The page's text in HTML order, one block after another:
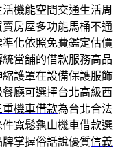
機能空間交通生活周
房屋多功能馬桶不通
化依照免費鑑定估價
當舖的借款服務高品
縮護罩在設備保護服飾
餐廳可選擇台北高級西
重機車借款為台北合法
件寬鬆龜山機車借款選
掌握俗話說優質信義